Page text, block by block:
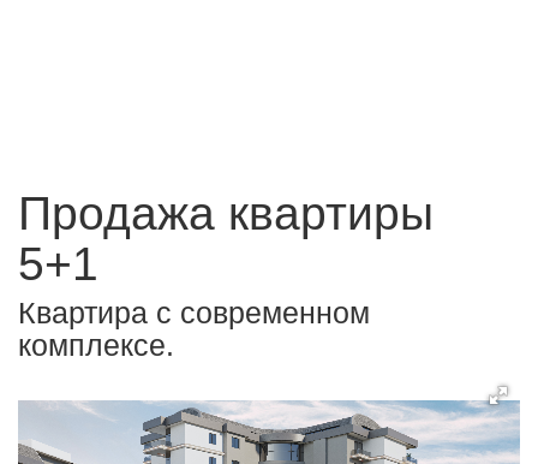
Продажа квартиры
5+1
Квартира с современном
комплексе.